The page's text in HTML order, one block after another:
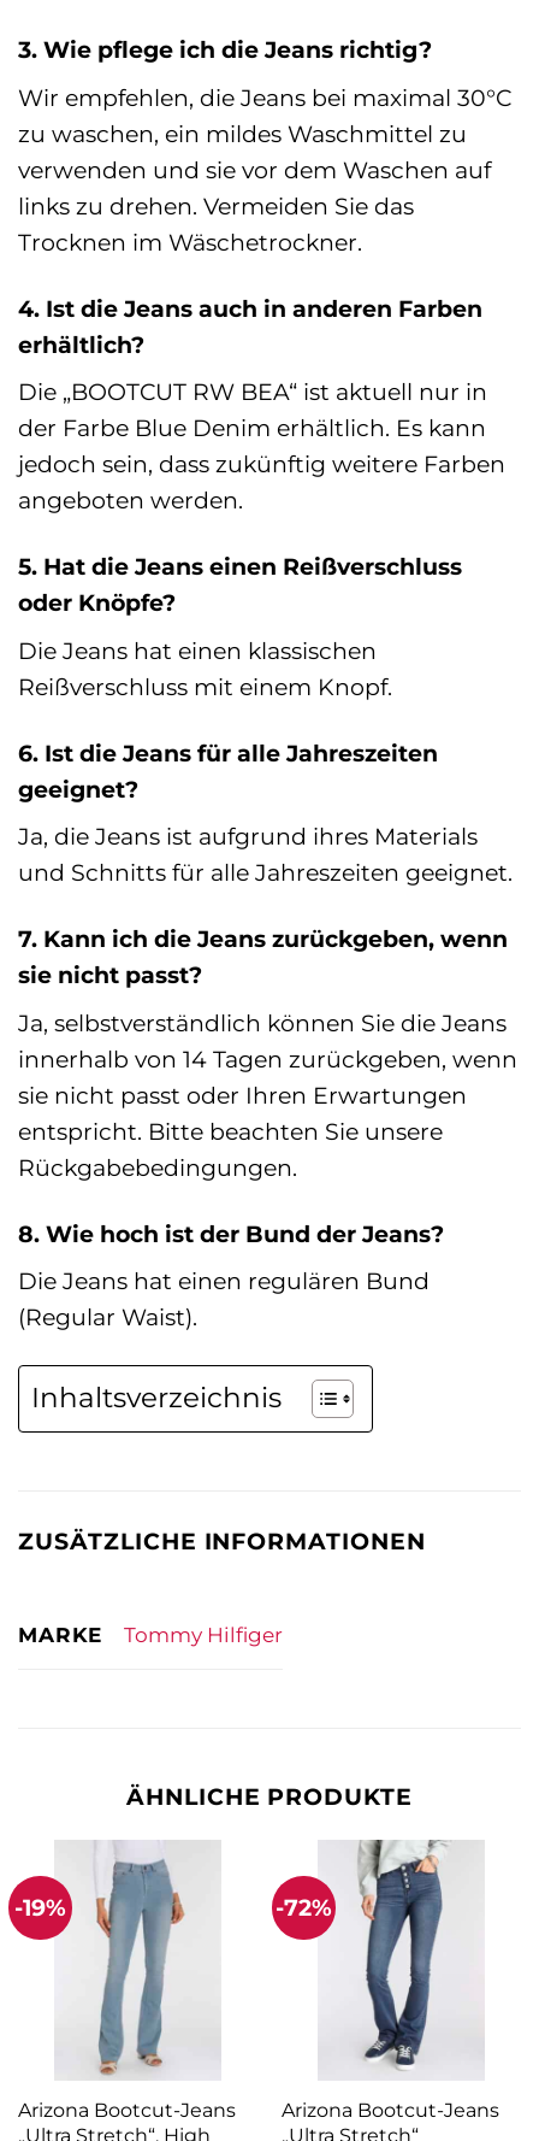
3. Wie pflege ich die Jeans richtig?
Wir empfehlen, die Jeans bei maximal 30°C
zu waschen, ein mildes Waschmittel zu
verwenden und sie vor dem Waschen auf
links zu drehen. Vermeiden Sie das
Trocknen im Wäschetrockner.
4. Ist die Jeans auch in anderen Farben
erhältlich?
Die „BOOTCUT RW BEA“ ist aktuell nur in
der Farbe Blue Denim erhältlich. Es kann
jedoch sein, dass zukünftig weitere Farben
angeboten werden.
5. Hat die Jeans einen Reißverschluss
oder Knöpfe?
Die Jeans hat einen klassischen
Reißverschluss mit einem Knopf.
6. Ist die Jeans für alle Jahreszeiten
geeignet?
Ja, die Jeans ist aufgrund ihres Materials
und Schnitts für alle Jahreszeiten geeignet.
7. Kann ich die Jeans zurückgeben, wenn
sie nicht passt?
Ja, selbstverständlich können Sie die Jeans
innerhalb von 14 Tagen zurückgeben, wenn
sie nicht passt oder Ihren Erwartungen
entspricht. Bitte beachten Sie unsere
Rückgabebedingungen.
8. Wie hoch ist der Bund der Jeans?
Die Jeans hat einen regulären Bund
(Regular Waist).
Inhaltsverzeichnis
ZUSÄTZLICHE INFORMATIONEN
MARKE Tommy Hilfiger
ÄHNLICHE PRODUKTE
-19%
Arizona Bootcut-Jeans
„Ultra Stretch“, High
-72%
Arizona Bootcut-Jeans
„Ultra Stretch“